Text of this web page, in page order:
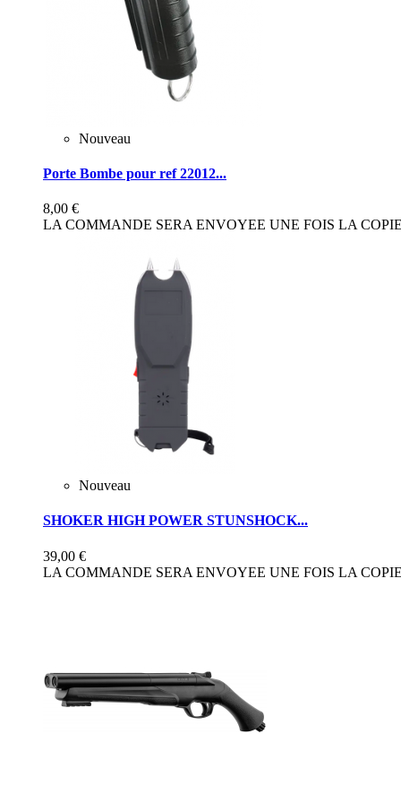
Nouveau
Porte Bombe pour ref 22012...
8,00 €
LA COMMANDE SERA ENVOYEE UNE FOIS LA
Nouveau
SHOKER HIGH POWER STUNSHOCK...
39,00 €
LA COMMANDE SERA ENVOYEE UNE FOIS LA